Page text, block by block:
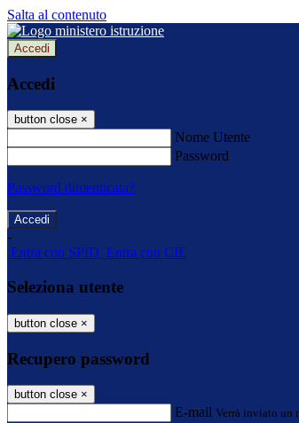
Salta al contenuto
Accedi
Accedi
button close ×
Nome Utente
Password
Password dimenticata?
-
Entra con SPID Entra con CIE
Seleziona utente
button close ×
Recupero password
button close ×
E-mail Verrà inviato un